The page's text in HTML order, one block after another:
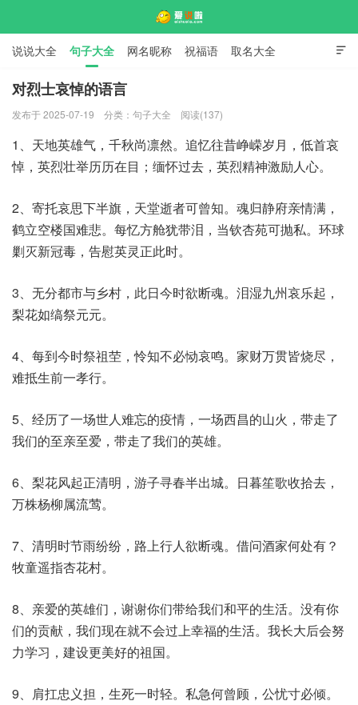

说说大全 句子大全 网名昵称 祝福语 取名大全
标语口号 签名大全
对烈士哀悼的语言
发布于 2025-07-19 分类： 句子大全 阅读(137)
1、天地英雄气，千秋尚凛然。追忆往昔峥嵘岁月，低首哀
悼，英烈壮举历历在目；缅怀过去，英烈精神激励人心。
2、寄托哀思下半旗，天堂逝者可曾知。魂归静府亲情满，
鹤立空楼国难悲。每忆方舱犹带泪，当钦杏苑可抛私。环球
剿灭新冠毒，告慰英灵正此时。
3、无分都市与乡村，此日今时欲断魂。泪湿九州哀乐起，
梨花如缟祭元元。
4、每到今时祭祖茔，怜知不必恸哀鸣。家财万贯皆烧尽，
难抵生前一孝行。
5、经历了一场世人难忘的疫情，一场西昌的山火，带走了
我们的至亲至爱，带走了我们的英雄。
6、梨花风起正清明，游子寻春半出城。日暮笙歌收拾去，
万株杨柳属流莺。
7、清明时节雨纷纷，路上行人欲断魂。借问酒家何处有？
牧童遥指杏花村。
8、亲爱的英雄们，谢谢你们带给我们和平的生活。没有你
们的贡献，我们现在就不会过上幸福的生活。我长大后会努
力学习，建设更美好的祖国。
9、肩扛忠义担，生死一时轻。私急何曾顾，公忧寸必倾。